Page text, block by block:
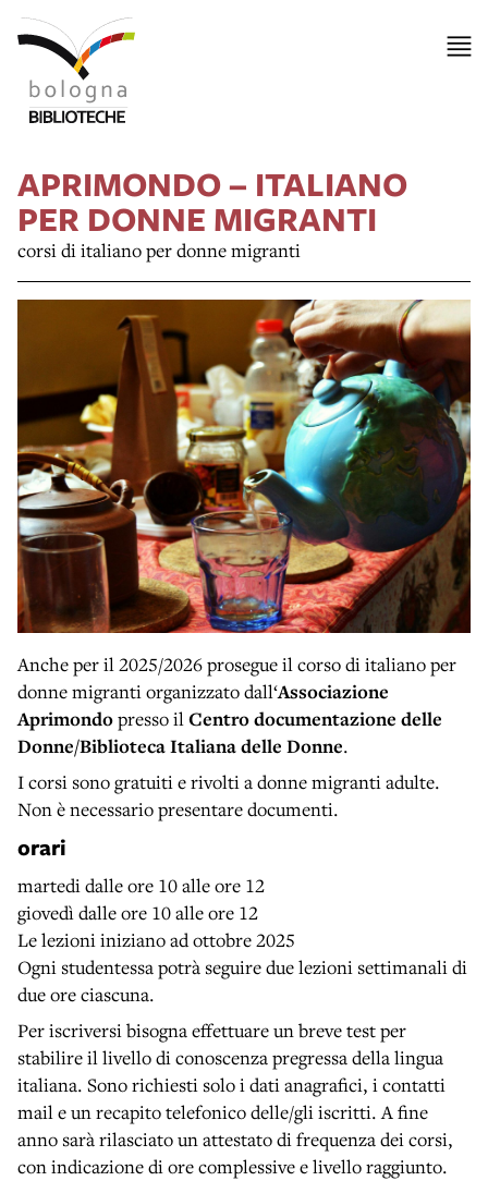
APRIMONDO – ITALIANO
PER DONNE MIGRANTI
corsi di italiano per donne migranti
Anche per il 2025/2026 prosegue il corso di italiano per
donne migranti organizzato dall‘Associazione
Aprimondopresso ilCentro documentazione delle
Donne/Biblioteca Italiana delle Donne.
I corsi sono gratuiti e rivolti a donne migranti adulte.
Non è necessario presentare documenti.
orari
martedi dalle ore 10 alle ore 12
giovedì dalle ore 10 alle ore 12
Le lezioni iniziano ad ottobre 2025
Ogni studentessa potrà seguire due lezioni settimanali di
due ore ciascuna.
Per iscriversi bisogna effettuare un breve test per
stabilire il livello di conoscenza pregressa della lingua
italiana. Sono richiesti solo i dati anagrafici, i contatti
mail e un recapito telefonico delle/gli iscritti. A fine
anno sarà rilasciato un attestato di frequenza dei corsi,
con indicazione di ore complessive e livello raggiunto.